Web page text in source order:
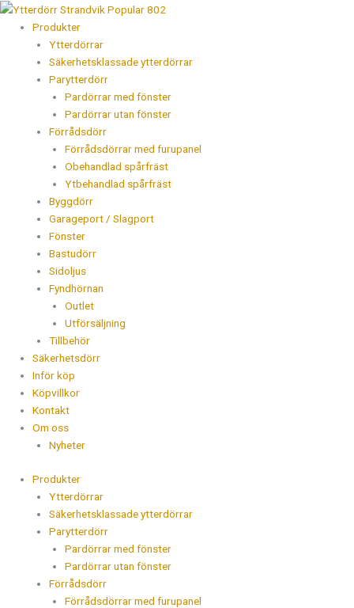
Hoppa
Produkter
Ytterdörrar
Säkerhetsklassade ytterdörrar
Parytterdörr
Pardörrar med fönster
Pardörrar utan fönster
Förrådsdörr
Förrådsdörrar med furupanel
Obehandlad spårfräst
Ytbehandlad spårfräst
Byggdörr
Garageport / Slagport
Fönster
Bastudörr
Sidoljus
Fyndhörnan
Outlet
Utförsäljning
Tillbehör
Säkerhetsdörr
Inför köp
Köpvillkor
Kontakt
Om oss
Nyheter
Produkter
Ytterdörrar
Säkerhetsklassade ytterdörrar
Parytterdörr
Pardörrar med fönster
Pardörrar utan fönster
Förrådsdörr
Förrådsdörrar med furupanel
Products
search
Ytterdörr
Strandvik